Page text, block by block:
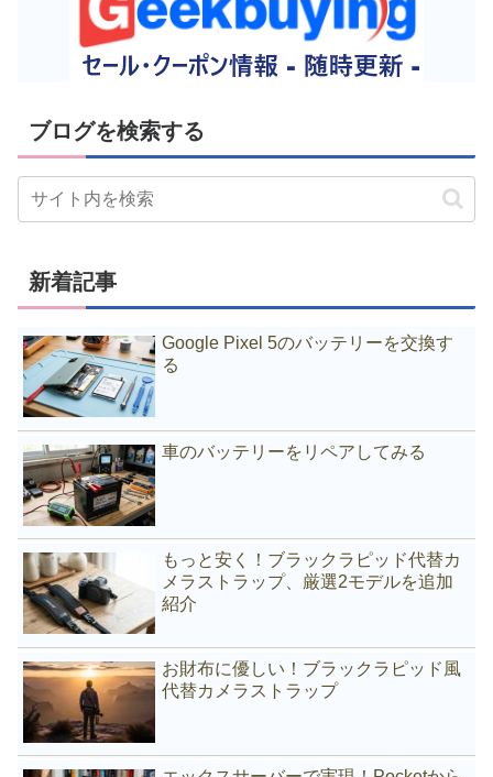
ブログを検索する
新着記事
Google Pixel 5のバッテリーを交換す
る
車のバッテリーをリペアしてみる
もっと安く！ブラックラピッド代替カ
メラストラップ、厳選2モデルを追加
紹介
お財布に優しい！ブラックラピッド風
代替カメラストラップ